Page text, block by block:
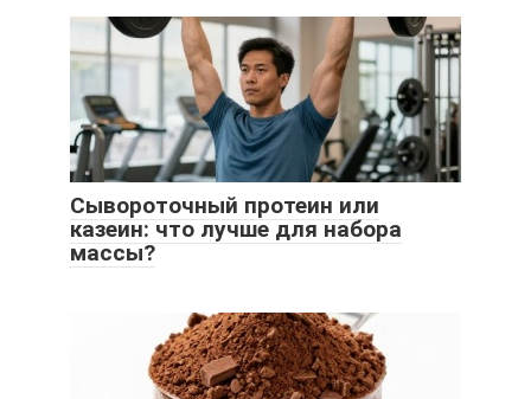
Сывороточный протеин или
казеин: что лучше для набора
массы?